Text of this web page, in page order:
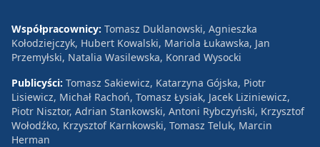
Współpracownicy: Tomasz Duklanowski, Agnieszka
Kołodziejczyk, Hubert Kowalski, Mariola Łukawska, Jan
Przemyłski, Natalia Wasilewska, Konrad Wysocki
Publicyści: Tomasz Sakiewicz, Katarzyna Gójska, Piotr
Lisiewicz, Michał Rachoń, Tomasz Łysiak, Jacek Liziniewicz,
Piotr Nisztor, Adrian Stankowski, Antoni Rybczyński, Krzysztof
Wołodźko, Krzysztof Karnkowski, Tomasz Teluk, Marcin
Herman